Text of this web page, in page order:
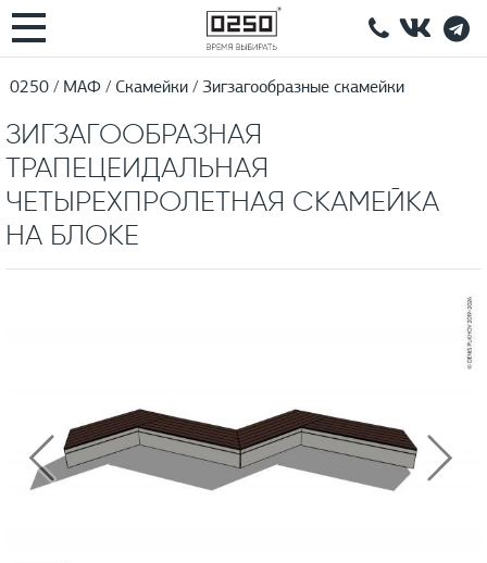
0250 МАФ Скамейки Зигзагообразные скамейки
ЗИГЗАГООБРАЗНАЯ
ТРАПЕЦЕИДАЛЬНАЯ
ЧЕТЫРЕХПРОЛЕТНАЯ СКАМЕЙКА
НА БЛОКЕ